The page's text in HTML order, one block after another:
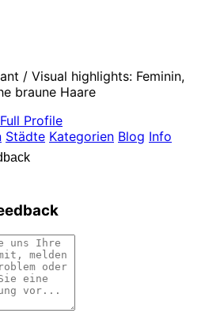
/ Visual highlights: Feminin,
braune Haare
Profile
Städte Kategorien Blog Info